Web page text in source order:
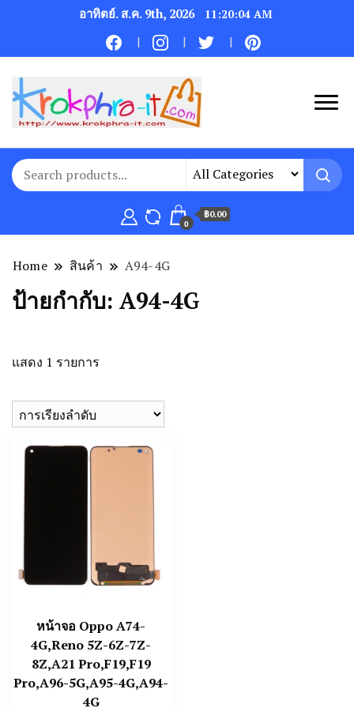
อาทิตย์. ส.ค. 9th, 2026 11:20:04 AM
0
฿0.00
Home สินค้า A94-4G
ป้ายกำกับ: A94-4G
แสดง 1 รายการ
หน้าจอ Oppo A74-
4G,Reno 5Z-6Z-7Z-
8Z,A21 Pro,F19,F19
Pro,A96-5G,A95-4G,A94-
4G